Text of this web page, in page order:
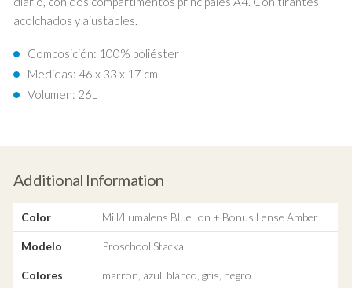
acolchados y ajustables.
Composición: 100% poliéster
Medidas: 46 x 33 x 17 cm
Volumen: 26L
Additional Information
Color Mill/Lumalens Blue Ion + Bonus Lense Amber
Modelo Proschool Stacka
Colores marron, azul, blanco, gris, negro